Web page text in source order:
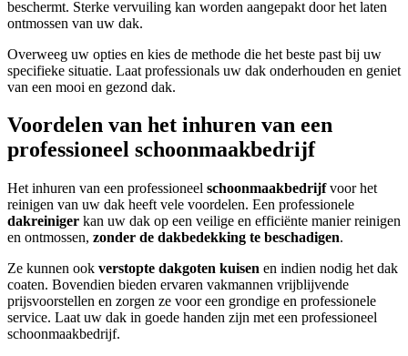
beschermt. Sterke vervuiling kan worden aangepakt door het laten
ontmossen van uw dak.
Overweeg uw opties en kies de methode die het beste past bij uw
specifieke situatie. Laat professionals uw dak onderhouden en geniet
van een mooi en gezond dak.
Voordelen van het inhuren van een
professioneel schoonmaakbedrijf
Het inhuren van een professioneel schoonmaakbedrijfvoor het
reinigen van uw dak heeft vele voordelen. Een professionele
dakreiniger kan uw dak op een veilige en efficiënte manier reinigen
en ontmossen, zonder de dakbedekking te beschadigen.
Ze kunnen ook verstopte dakgoten kuisen en indien nodig het dak
coaten. Bovendien bieden ervaren vakmannen vrijblijvende
prijsvoorstellen en zorgen ze voor een grondige en professionele
service. Laat uw dak in goede handen zijn met een professioneel
schoonmaakbedrijf.